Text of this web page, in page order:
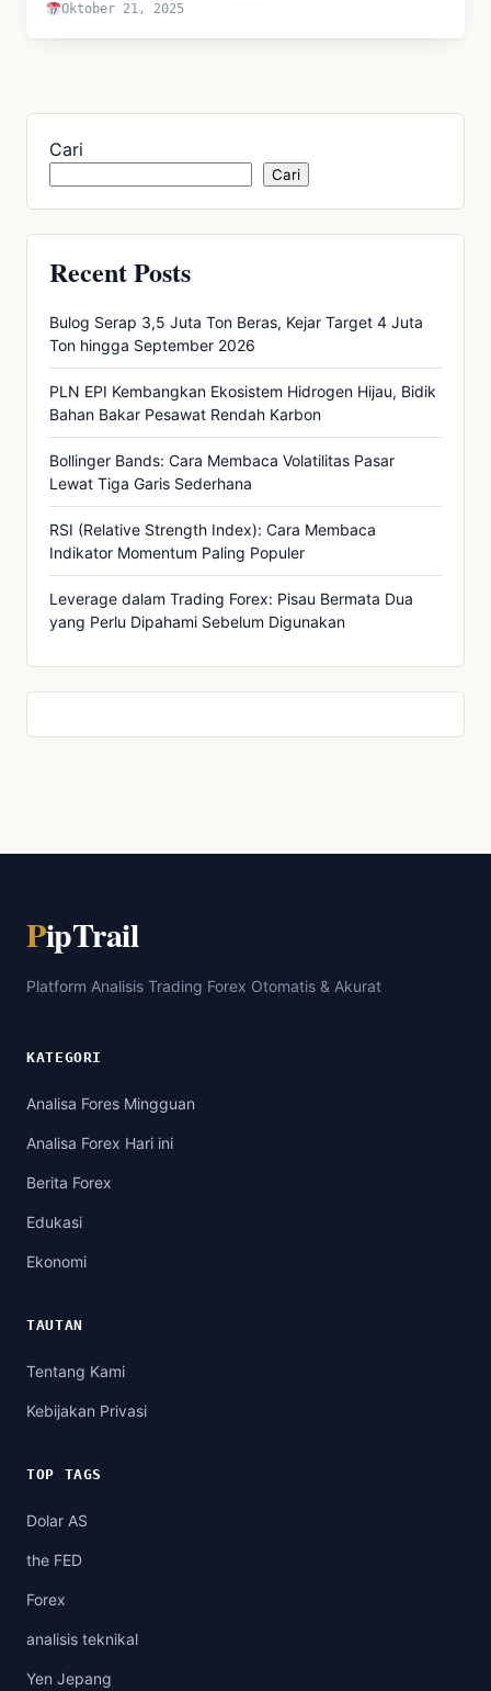
Oktober 21, 2025
Cari
Cari
Recent Posts
Bulog Serap 3,5 Juta Ton Beras, Kejar Target 4 Juta
Ton hingga September 2026
PLN EPI Kembangkan Ekosistem Hidrogen Hijau, Bidik
Bahan Bakar Pesawat Rendah Karbon
Bollinger Bands: Cara Membaca Volatilitas Pasar
Lewat Tiga Garis Sederhana
RSI (Relative Strength Index): Cara Membaca
Indikator Momentum Paling Populer
Leverage dalam Trading Forex: Pisau Bermata Dua
yang Perlu Dipahami Sebelum Digunakan
PipTrail
Platform Analisis Trading Forex Otomatis & Akurat
KATEGORI
Analisa Fores Mingguan
Analisa Forex Hari ini
Berita Forex
Edukasi
Ekonomi
TAUTAN
Tentang Kami
Kebijakan Privasi
TOP TAGS
Dolar AS
the FED
Forex
analisis teknikal
Yen Jepang